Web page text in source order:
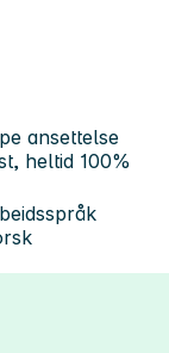
ansettelse
heltid 100%